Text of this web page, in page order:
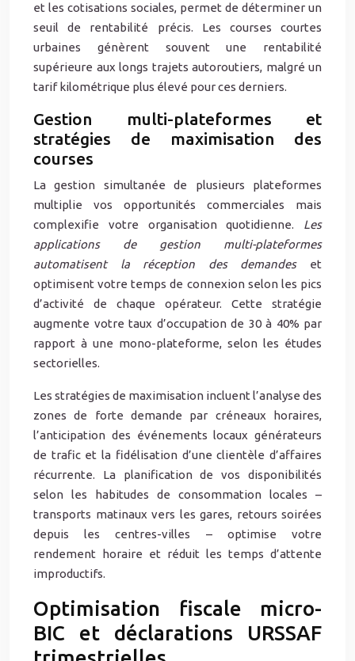
et les cotisations sociales, permet de déterminer un
seuil de rentabilité précis. Les courses courtes
urbaines génèrent souvent une rentabilité
supérieure aux longs trajets autoroutiers, malgré un
tarif kilométrique plus élevé pour ces derniers.
Gestion multi-plateformes et
stratégies de maximisation des
courses
La gestion simultanée de plusieurs plateformes
multiplie vos opportunités commerciales mais
complexifie votre organisation quotidienne. Les
applications de gestion multi-plateformes
automatisent la réception des demandeset
optimisent votre temps de connexion selon les pics
d’activité de chaque opérateur. Cette stratégie
augmente votre taux d’occupation de 30 à 40% par
rapport à une mono-plateforme, selon les études
sectorielles.
Les stratégies de maximisation incluent l’analyse des
zones de forte demande par créneaux horaires,
l’anticipation des événements locaux générateurs
de trafic et la fidélisation d’une clientèle d’affaires
récurrente. La planification de vos disponibilités
selon les habitudes de consommation locales –
transports matinaux vers les gares, retours soirées
depuis les centres-villes – optimise votre
rendement horaire et réduit les temps d’attente
improductifs.
Optimisation fiscale micro-
BIC et déclarations URSSAF